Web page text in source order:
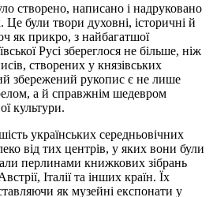
створено, написано і надруковано
Це були твори духовні, історичні й
як прикро, з найбагатшої
Русі збереглося не більше, ніж
створених у князівських
збережений рукопис є не лише
а й справжнім шедевром
культури.
українських середньовічних
від тих центрів, у яких вони були
перлинами книжкових зібрань
Італії та інших країн. Їх
як музейні експонати у